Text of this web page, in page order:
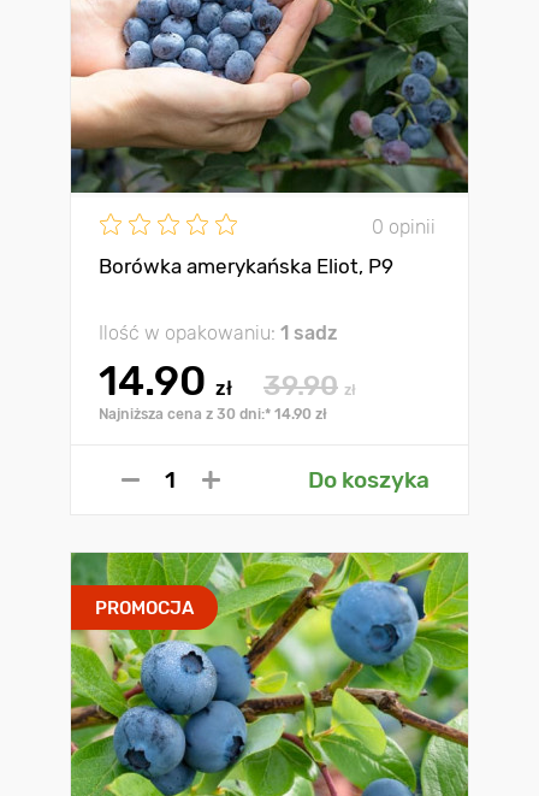
0 opinii
Borówka amerykańska Eliot, P9
Ilość w opakowaniu: 1 sadz
14.90 zł 39.90 zł
Najniższa cena z 30 dni:* 14.90 zł
Do koszyka
PROMOCJA